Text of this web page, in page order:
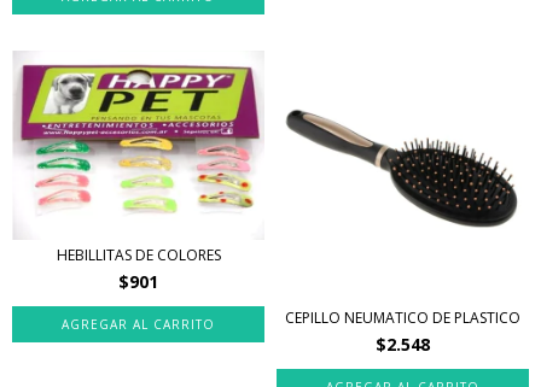
HEBILLITAS DE COLORES
$901
CEPILLO NEUMATICO DE PLASTICO
$2.548